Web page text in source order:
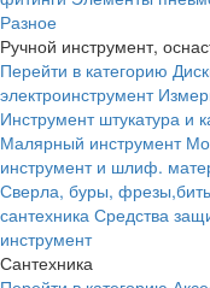
Разное
Ручной инструмент,
Перейти в категорию
электроинструмент
Инструмент штукатура и
Малярный инструмент
инструмент и шлиф.
Сверла, буры,
сантехника Средства
инструмент
Сантехника